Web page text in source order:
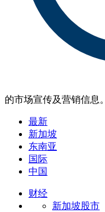
的市场宣传及营销信息。
最新
新加坡
东南亚
国际
中国
财经
新加坡股市